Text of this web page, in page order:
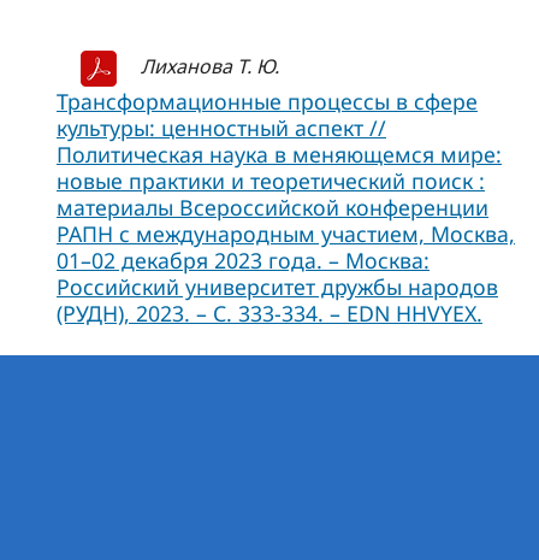
Лиханова Т. Ю.
Трансформационные процессы в сфере
культуры: ценностный аспект //
Политическая наука в меняющемся мире:
новые практики и теоретический поиск :
материалы Всероссийской конференции
РАПН с международным участием, Москва,
01–02 декабря 2023 года. – Москва:
Российский университет дружбы народов
(РУДН), 2023. – С. 333-334. – EDN HHVYEX.